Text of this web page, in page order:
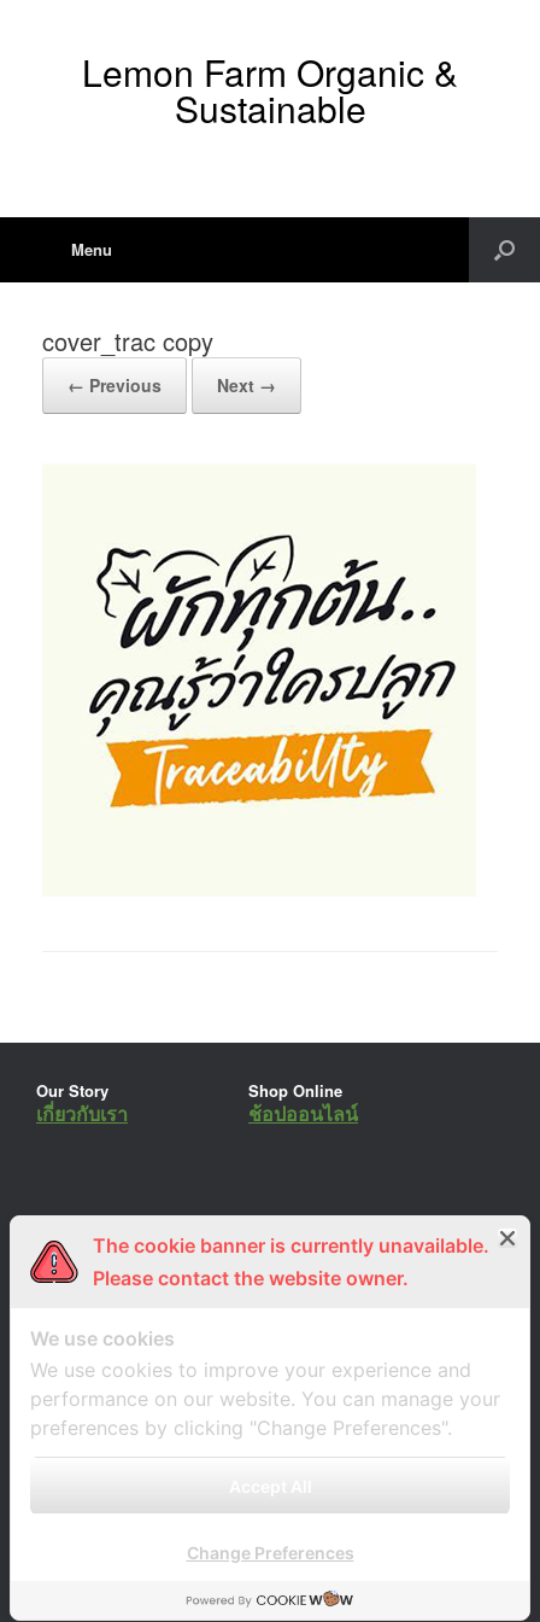
Lemon Farm Organic &
Sustainable
Menu
cover_trac copy
← Previous Next →
Our Story
เกี่ยวกับเรา
Shop Online
ช้อปออนไลน์
ร่วมงานกับเรา
สมัครงาน
Lemon Farm Cafe
ร้านอาหารอินทรีย์
The cookie banner is currently unavailable.
Please contact the website owner.
We use cookies
We use cookies to improve your experience and
performance on our website. You can manage your
preferences by clicking "Change Preferences".
Change Preferences